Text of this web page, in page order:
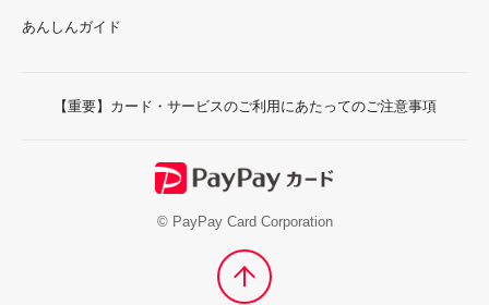
あんしんガイド
【重要】カード・サービスのご利用にあたってのご注意事項
© PayPay Card Corporation